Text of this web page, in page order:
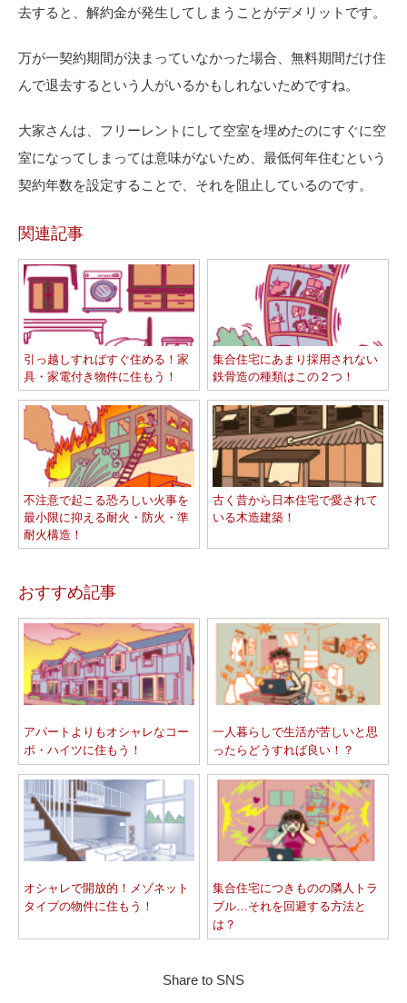
去すると、解約金が発生してしまうことがデメリットです。
万が一契約期間が決まっていなかった場合、無料期間だけ住
んで退去するという人がいるかもしれないためですね。
大家さんは、フリーレントにして空室を埋めたのにすぐに空
室になってしまっては意味がないため、最低何年住むという
契約年数を設定することで、それを阻止しているのです。
関連記事
引っ越しすればすぐ住める！家
具・家電付き物件に住もう！
集合住宅にあまり採用されない
鉄骨造の種類はこの２つ！
不注意で起こる恐ろしい火事を
最小限に抑える耐火・防火・準
耐火構造！
古く昔から日本住宅で愛されて
いる木造建築！
おすすめ記事
アパートよりもオシャレなコー
ポ・ハイツに住もう！
一人暮らしで生活が苦しいと思
ったらどうすれば良い！？
オシャレで開放的！メゾネット
タイプの物件に住もう！
集合住宅につきものの隣人トラ
ブル…それを回避する方法と
は？
Share to SNS